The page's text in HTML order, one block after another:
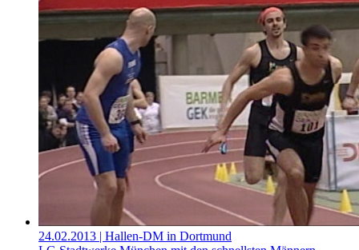
24.02.2013 | Hallen-DM in Dortmund